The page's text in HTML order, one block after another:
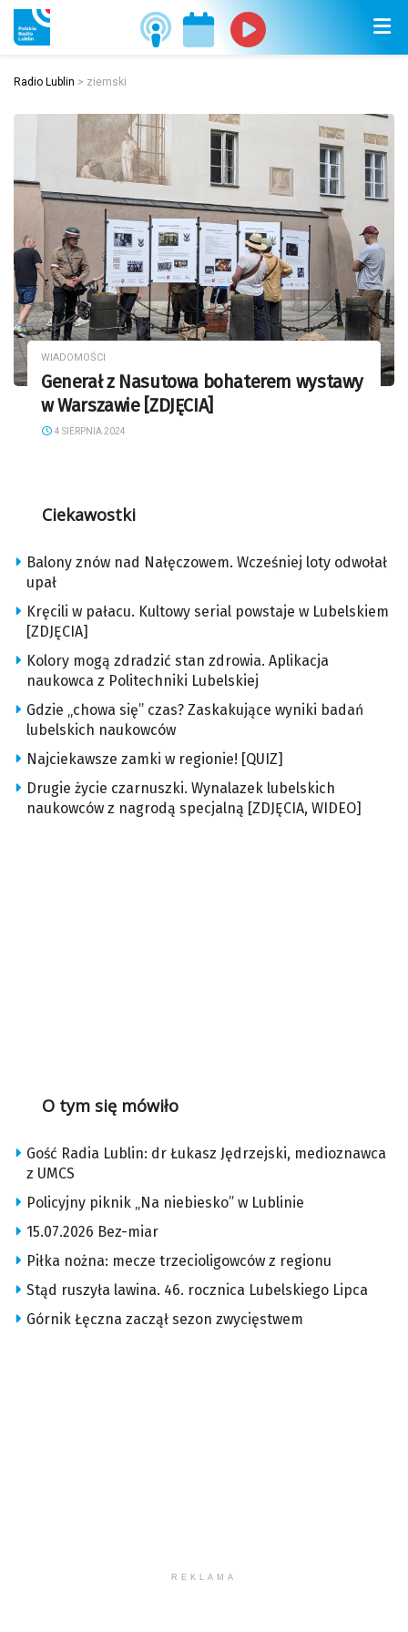
Radio Lublin > ziemski
WIADOMOŚCI
Generał z Nasutowa bohaterem wystawy
w Warszawie [ZDJĘCIA]
4 SIERPNIA 2024
Ciekawostki
Balony znów nad Nałęczowem. Wcześniej loty odwołał
upał
Kręcili w pałacu. Kultowy serial powstaje w Lubelskiem
[ZDJĘCIA]
Kolory mogą zdradzić stan zdrowia. Aplikacja
naukowca z Politechniki Lubelskiej
Gdzie „chowa się” czas? Zaskakujące wyniki badań
lubelskich naukowców
Najciekawsze zamki w regionie! [QUIZ]
Drugie życie czarnuszki. Wynalazek lubelskich
naukowców z nagrodą specjalną [ZDJĘCIA, WIDEO]
O tym się mówiło
Gość Radia Lublin: dr Łukasz Jędrzejski, medioznawca
z UMCS
Policyjny piknik „Na niebiesko” w Lublinie
15.07.2026 Bez-miar
Piłka nożna: mecze trzecioligowców z regionu
Stąd ruszyła lawina. 46. rocznica Lubelskiego Lipca
Górnik Łęczna zaczął sezon zwycięstwem
REKLAMA